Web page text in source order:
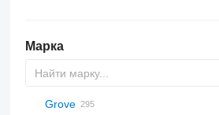
Марка
5299
BC
DS
AHK
307
CM
K-800
Husky
CBR
LF
HS
RH
AC
WC
DF
ATF
RBI
LNT
QUY
AMK
Grove